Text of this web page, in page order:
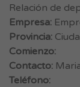
Relación de
Empresa:
Provincia:
Comienzo:
Contacto:
Teléfono: